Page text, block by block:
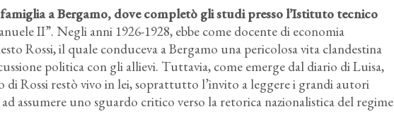
a Bergamo, dove completò gli studi presso l’Istituto tecnico
II”. Negli anni 1926-1928, ebbe come docente di economia
Rossi, il quale conduceva a Bergamo una pericolosa vita clandestina
politica con gli allievi. Tuttavia, come emerge dal diario di Luisa,
di Rossi restò vivo in lei, soprattutto l’invito a leggere i grandi autori
assumere uno sguardo critico verso la retorica nazionalistica del regime